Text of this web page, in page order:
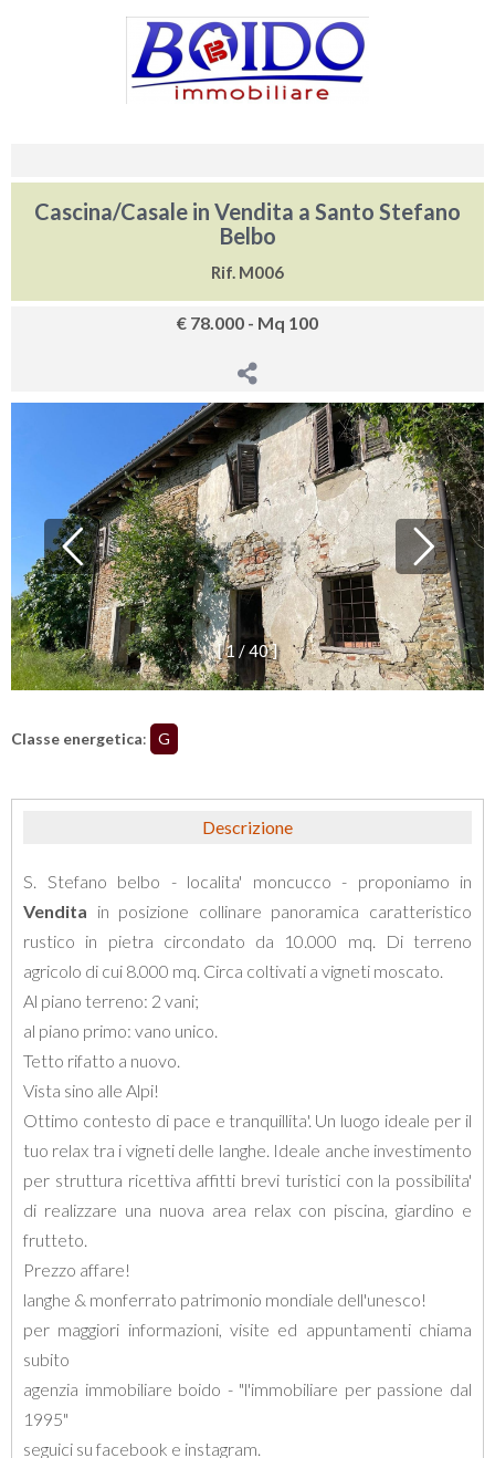
Cascina/Casale in Vendita a Santo Stefano
Belbo
Rif. M006
€ 78.000 - Mq 100
[1 /40]
Classe energetica: G
Descrizione
S. Stefano belbo - localita' moncucco - proponiamo in
Vendita in posizione collinare panoramica caratteristico
rustico in pietra circondato da 10.000 mq. Di terreno
agricolo di cui 8.000 mq. Circa coltivati a vigneti moscato.
Al piano terreno: 2 vani;
al piano primo: vano unico.
Tetto rifatto a nuovo.
Vista sino alle Alpi!
Ottimo contesto di pace e tranquillita'. Un luogo ideale per il
tuo relax tra i vigneti delle langhe. Ideale anche investimento
per struttura ricettiva affitti brevi turistici con la possibilita'
di realizzare una nuova area relax con piscina, giardino e
frutteto.
Prezzo affare!
langhe & monferrato patrimonio mondiale dell'unesco!
per maggiori informazioni, visite ed appuntamenti chiama
subito
agenzia immobiliare boido - "l'immobiliare per passione dal
1995"
seguici su facebook e instagram.